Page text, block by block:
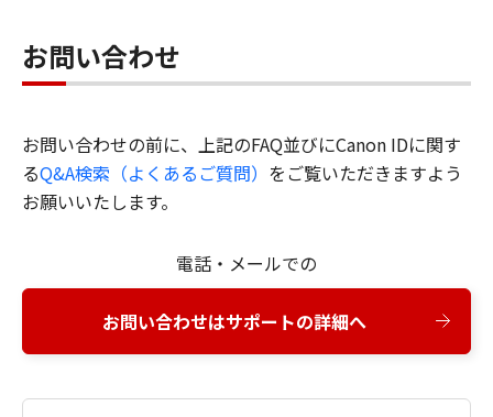
お問い合わせ
お問い合わせの前に、上記のFAQ並びにCanon IDに関す
るQ&A検索（よくあるご質問） をご覧いただきますよう
お願いいたします。
電話・メールでの
お問い合わせはサポートの詳細へ